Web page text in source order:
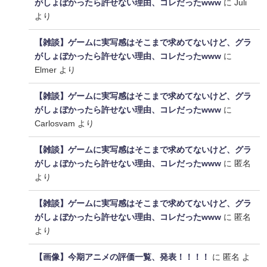
がしょぼかったら許せない理由、コレだったwww に Juli
より
【雑談】ゲームに実写感はそこまで求めてないけど、グラ
がしょぼかったら許せない理由、コレだったwww に
Elmer より
【雑談】ゲームに実写感はそこまで求めてないけど、グラ
がしょぼかったら許せない理由、コレだったwww に
Carlosvam より
【雑談】ゲームに実写感はそこまで求めてないけど、グラ
がしょぼかったら許せない理由、コレだったwww に 匿名
より
【雑談】ゲームに実写感はそこまで求めてないけど、グラ
がしょぼかったら許せない理由、コレだったwww に 匿名
より
【画像】今期アニメの評価一覧、発表！！！！ に 匿名 よ